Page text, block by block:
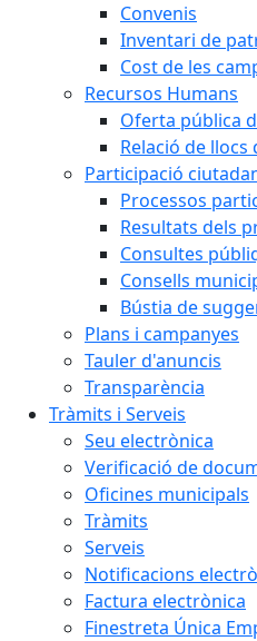
Convenis
Inventari de
Cost de les
Recursos Humans
Oferta pública
Relació de
Participació
Processos
Resultats dels
Consultes
Consells
Bústia de
Plans i campanyes
Tauler d'anuncis
Transparència
Tràmits i Serveis
Seu electrònica
Verificació de
Oficines municipals
Tràmits
Serveis
Notificacions
Factura electrònica
Finestreta Única